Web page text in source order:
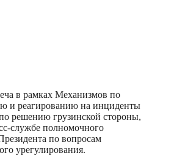
в рамках Механизмов по
и реагированию на инциденты
решению грузинской стороны,
службе полномочного
по вопросам
урегулирования.